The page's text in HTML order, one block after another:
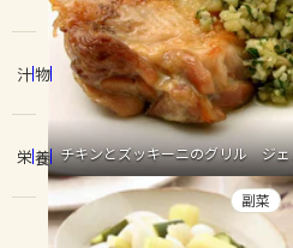
コンテンツ
レシピ
トーク
ピーマン
みょうが
汁物
栄養 チキンとズッキーニのグリル ジェ
副菜